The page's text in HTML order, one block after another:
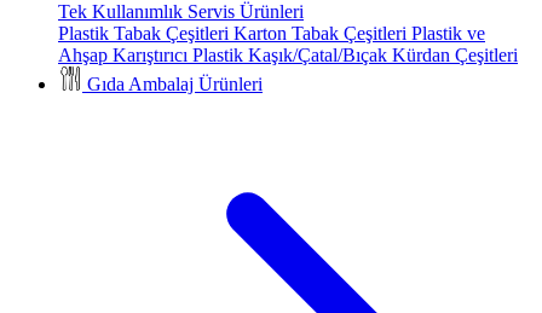
Tek Kullanımlık Servis Ürünleri
Plastik Tabak Çeşitleri Karton Tabak Çeşitleri Plastik ve
Ahşap Karıştırıcı Plastik Kaşık/Çatal/Bıçak Kürdan Çeşitleri
Gıda Ambalaj Ürünleri